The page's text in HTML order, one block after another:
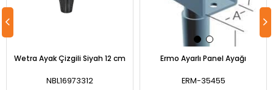
Wetra Ayak Çizgili Siyah 12 cm
NBL16973312
Ermo Ayarlı Panel Ayağı
ERM-35455